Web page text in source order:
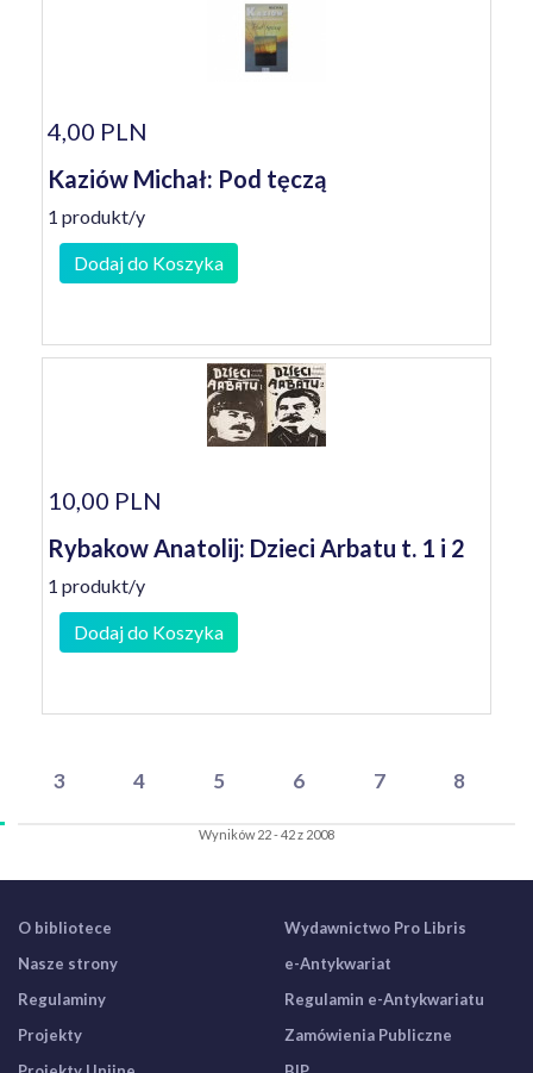
4,00 PLN
Kaziów Michał: Pod tęczą
1 produkt/y
Dodaj do Koszyka
10,00 PLN
Rybakow Anatolij: Dzieci Arbatu t. 1 i 2
1 produkt/y
Dodaj do Koszyka
3 4 5 6 7 8
Wyników 22 - 42 z 2008
O bibliotece
Nasze strony
Regulaminy
Projekty
Wydawnictwo Pro Libris
e-Antykwariat
Regulamin e-Antykwariatu
Zamówienia Publiczne